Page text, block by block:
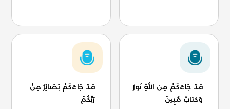
قَدْ جَاءَكُمْ مِنَ اللَّهِ نُورٌ
وَكِتَابٌ مُبِينٌ
قَدْ جَاءَكُمْ بَصَائِرُ مِنْ
رَبِّكُمْ